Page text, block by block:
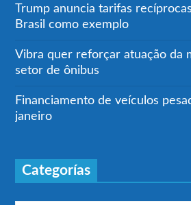
Trump anuncia tarifas
Brasil como exemplo
Vibra quer reforçar atuação da
setor de ônibus
Financiamento de veículos
janeiro
Categorías